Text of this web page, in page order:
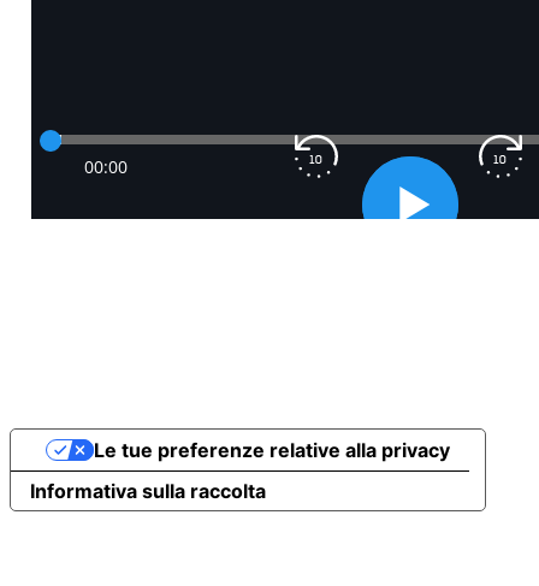
Informativa sulla raccolta
Le tue preferenze relative alla privacy